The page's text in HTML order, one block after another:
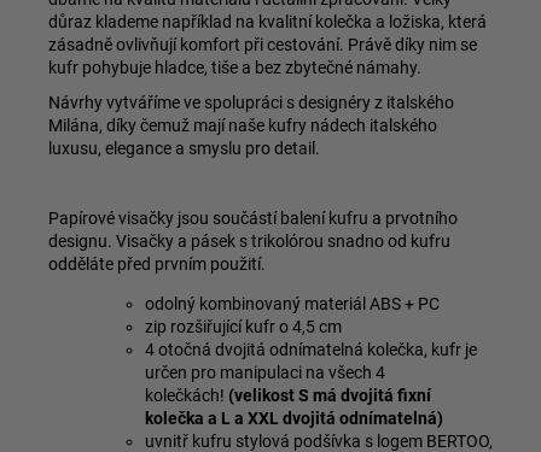
důraz klademe například na kvalitní kolečka a ložiska, která
zásadně ovlivňují komfort při cestování. Právě díky nim se
kufr pohybuje hladce, tiše a bez zbytečné námahy.
Návrhy vytváříme ve spolupráci s designéry z italského
Milána, díky čemuž mají naše kufry nádech italského
luxusu, elegance a smyslu pro detail.
Papírové visačky jsou součástí balení kufru a prvotního
designu. Visačky a pásek s trikolórou snadno od kufru
odděláte před prvním použití.
odolný kombinovaný materiál ABS + PC
zip rozšiřující kufr o 4,5 cm
4 otočná dvojitá odnímatelná kolečka, kufr je
určen pro manipulaci na všech 4
kolečkách! (velikost S má dvojitá fixní
kolečka a L a XXL dvojitá odnímatelná)
uvnitř kufru stylová podšívka s logem BERTOO,